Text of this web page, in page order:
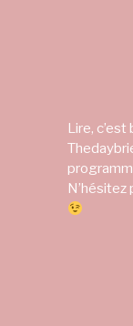
Lire,